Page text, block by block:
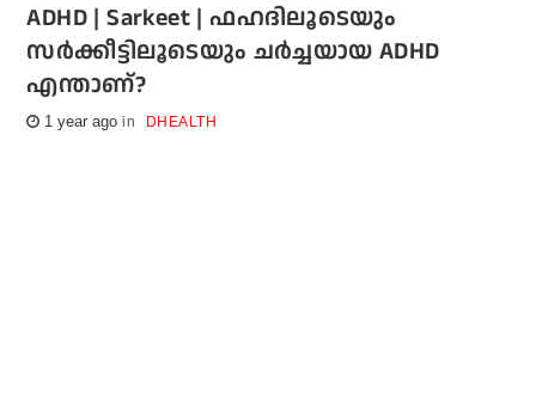
ADHD | Sarkeet | ഫഹദിലൂടെയും
സർക്കീട്ടിലൂടെയും ചർച്ചയായ ADHD
എന്താണ്?
1 year ago DHEALTH